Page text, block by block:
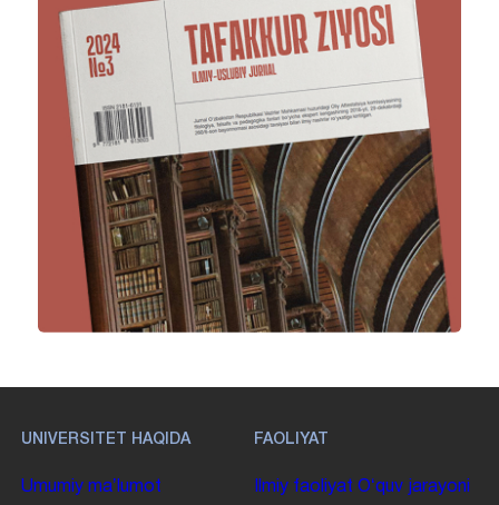
UNIVERSITET HAQIDA
Umumiy maʼlumot
FAOLIYAT
Ilmiy faoliyat Oʻquv jarayoni